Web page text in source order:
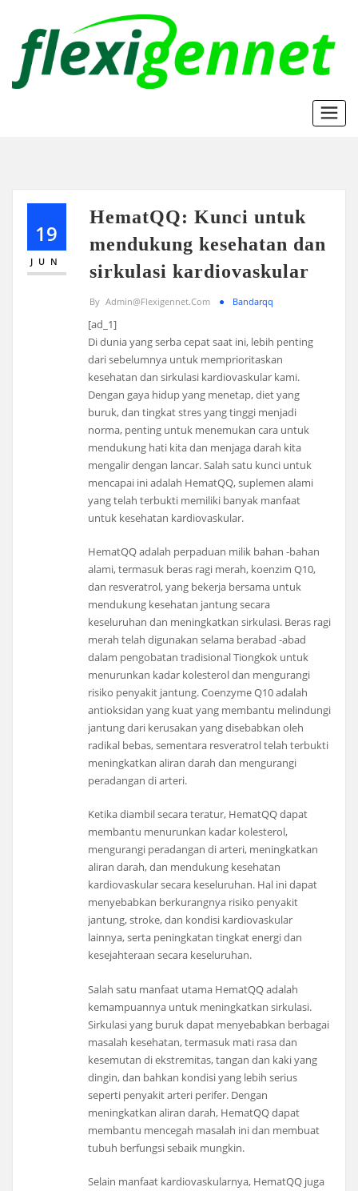
content
19
JUN
HematQQ: Kunci untuk
mendukung kesehatan dan
sirkulasi kardiovaskular
By Admin@flexigennet.com Bandarqq
[ad_1]
Di dunia yang serba cepat saat ini, lebih penting
dari sebelumnya untuk memprioritaskan
kesehatan dan sirkulasi kardiovaskular kami.
Dengan gaya hidup yang menetap, diet yang
buruk, dan tingkat stres yang tinggi menjadi
norma, penting untuk menemukan cara untuk
mendukung hati kita dan menjaga darah kita
mengalir dengan lancar. Salah satu kunci untuk
mencapai ini adalah HematQQ, suplemen alami
yang telah terbukti memiliki banyak manfaat
untuk kesehatan kardiovaskular.
HematQQ adalah perpaduan milik bahan -bahan
alami, termasuk beras ragi merah, koenzim Q10,
dan resveratrol, yang bekerja bersama untuk
mendukung kesehatan jantung secara
keseluruhan dan meningkatkan sirkulasi. Beras ragi
merah telah digunakan selama berabad -abad
dalam pengobatan tradisional Tiongkok untuk
menurunkan kadar kolesterol dan mengurangi
risiko penyakit jantung. Coenzyme Q10 adalah
antioksidan yang kuat yang membantu melindungi
jantung dari kerusakan yang disebabkan oleh
radikal bebas, sementara resveratrol telah terbukti
meningkatkan aliran darah dan mengurangi
peradangan di arteri.
Ketika diambil secara teratur, HematQQ dapat
membantu menurunkan kadar kolesterol,
mengurangi peradangan di arteri, meningkatkan
aliran darah, dan mendukung kesehatan
kardiovaskular secara keseluruhan. Hal ini dapat
menyebabkan berkurangnya risiko penyakit
jantung, stroke, dan kondisi kardiovaskular
lainnya, serta peningkatan tingkat energi dan
kesejahteraan secara keseluruhan.
Salah satu manfaat utama HematQQ adalah
kemampuannya untuk meningkatkan sirkulasi.
Sirkulasi yang buruk dapat menyebabkan berbagai
masalah kesehatan, termasuk mati rasa dan
kesemutan di ekstremitas, tangan dan kaki yang
dingin, dan bahkan kondisi yang lebih serius
seperti penyakit arteri perifer. Dengan
meningkatkan aliran darah, HematQQ dapat
membantu mencegah masalah ini dan membuat
tubuh berfungsi sebaik mungkin.
Selain manfaat kardiovaskularnya, HematQQ juga